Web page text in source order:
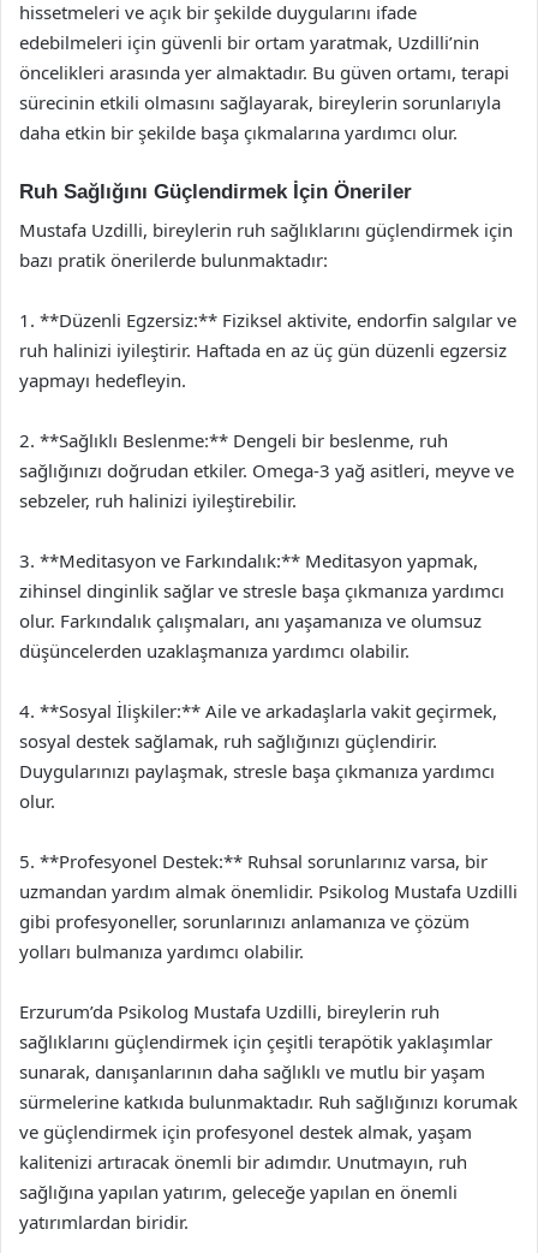
hissetmeleri ve açık bir şekilde duygularını ifade
edebilmeleri için güvenli bir ortam yaratmak, Uzdilli’nin
öncelikleri arasında yer almaktadır. Bu güven ortamı, terapi
sürecinin etkili olmasını sağlayarak, bireylerin sorunlarıyla
daha etkin bir şekilde başa çıkmalarına yardımcı olur.
Ruh Sağlığını Güçlendirmek İçin Öneriler
Mustafa Uzdilli, bireylerin ruh sağlıklarını güçlendirmek için
bazı pratik önerilerde bulunmaktadır:
1. **Düzenli Egzersiz:** Fiziksel aktivite, endorfin salgılar ve
ruh halinizi iyileştirir. Haftada en az üç gün düzenli egzersiz
yapmayı hedefleyin.
2. **Sağlıklı Beslenme:** Dengeli bir beslenme, ruh
sağlığınızı doğrudan etkiler. Omega-3 yağ asitleri, meyve ve
sebzeler, ruh halinizi iyileştirebilir.
3. **Meditasyon ve Farkındalık:** Meditasyon yapmak,
zihinsel dinginlik sağlar ve stresle başa çıkmanıza yardımcı
olur. Farkındalık çalışmaları, anı yaşamanıza ve olumsuz
düşüncelerden uzaklaşmanıza yardımcı olabilir.
4. **Sosyal İlişkiler:** Aile ve arkadaşlarla vakit geçirmek,
sosyal destek sağlamak, ruh sağlığınızı güçlendirir.
Duygularınızı paylaşmak, stresle başa çıkmanıza yardımcı
olur.
5. **Profesyonel Destek:** Ruhsal sorunlarınız varsa, bir
uzmandan yardım almak önemlidir. Psikolog Mustafa Uzdilli
gibi profesyoneller, sorunlarınızı anlamanıza ve çözüm
yolları bulmanıza yardımcı olabilir.
Erzurum’da Psikolog Mustafa Uzdilli, bireylerin ruh
sağlıklarını güçlendirmek için çeşitli terapötik yaklaşımlar
sunarak, danışanlarının daha sağlıklı ve mutlu bir yaşam
sürmelerine katkıda bulunmaktadır. Ruh sağlığınızı korumak
ve güçlendirmek için profesyonel destek almak, yaşam
kalitenizi artıracak önemli bir adımdır. Unutmayın, ruh
sağlığına yapılan yatırım, geleceğe yapılan en önemli
yatırımlardan biridir.